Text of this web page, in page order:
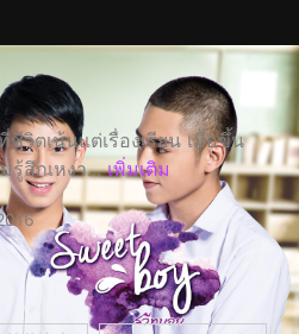
ชีวิตเน้นแต่เรื่องเรียน เมื่อขึ้น
รู้สึกเหงา... เพิ่มเติม